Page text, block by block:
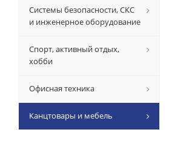
Системы безопасности, СКС
и инженерное оборудование
Спорт, активный отдых,
хобби
Офисная техника
Канцтовары и мебель